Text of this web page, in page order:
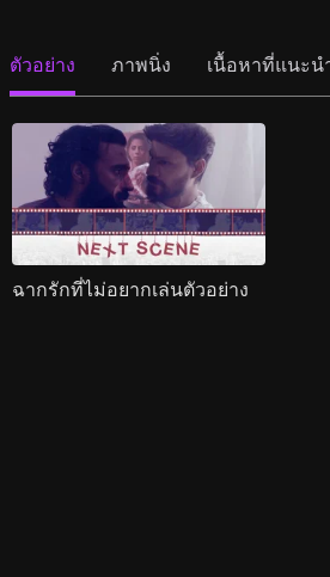
ตัวอย่าง ภาพนิ่ง เนื้อหาที่แนะน
ฉากรักที่ไม่อยากเล่นตัวอย่าง